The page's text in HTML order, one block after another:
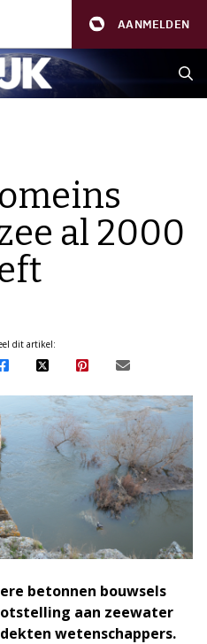
AANMELDEN
al 2000
dit artikel:
betonnen bouwsels
aan zeewater
wetenschappers.